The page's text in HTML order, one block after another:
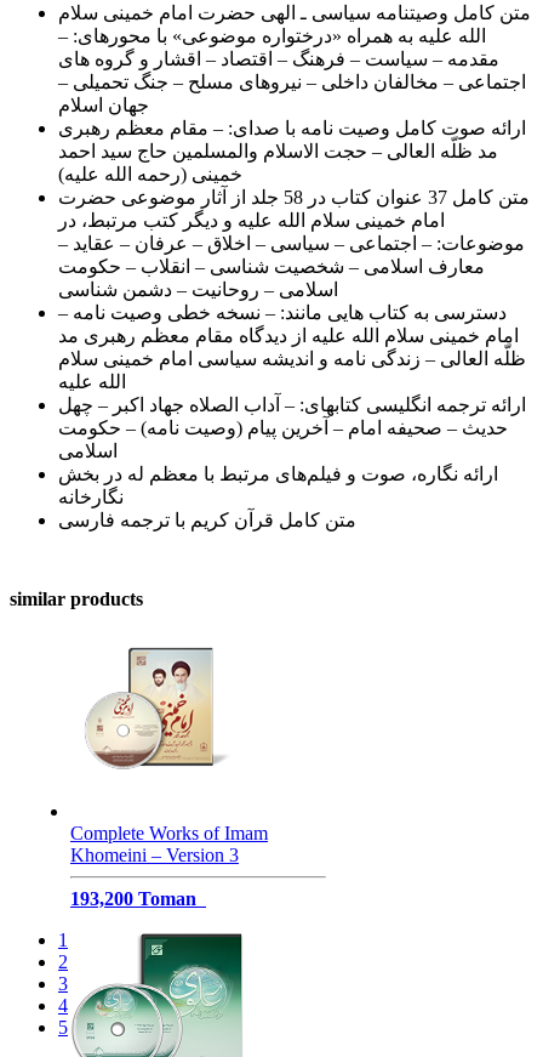
متن کامل وصیت‏نامه سیاسی ـ الهی حضرت امام خمینی سلام
الله علیه به همراه «درختواره موضوعی» با محورهای: –
مقدمه – سیاست – فرهنگ – اقتصاد – اقشار و گروه های
اجتماعی – مخالفان داخلی – نیروهای مسلح – جنگ تحمیلی –
جهان اسلام
ارائه صوت کامل وصیت نامه با صدای: – مقام معظم رهبری
مد ظلّه العالی – حجت الاسلام والمسلمین حاج سید احمد
خمینی (رحمه الله علیه)
متن كامل 37 عنوان كتاب در 58 جلد از آثار موضوعی حضرت
امام خمینی سلام الله علیه و دیگر کتب مرتبط، در
موضوعات: – اجتماعی – سیاسی – اخلاق – عرفان – عقاید –
معارف اسلامی – شخصیت شناسی – انقلاب – حکومت
اسلامی – روحانیت – دشمن شناسی
دسترسی به كتاب هایی مانند: – نسخه خطی وصیت نامه –
امام خمینی سلام الله علیه از دیدگاه مقام معظم رهبری مد
ظلّه العالی – زندگی نامه و اندیشه سیاسی امام خمینی سلام
الله علیه
ارائه ترجمه انگلیسی کتاب‏های: – آداب الصلاه جهاد اکبر – چهل
حدیث – صحیفه امام – آخرین پیام (وصیت نامه) – حکومت
اسلامی
ارائه نگاره، صوت و فیلم‌های مرتبط با معظم له در بخش
نگارخانه
متن كامل قرآن كریم با ترجمه فارسی
similar products
Complete Works of Imam
Khomeini – Version 3
193,200 Toman
1
2
3
4
5